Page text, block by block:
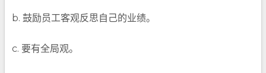
b. 鼓励员工客观反思自己的业绩。
c. 要有全局观。